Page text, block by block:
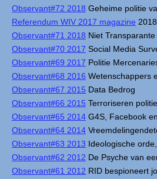
Observant#72 2018 Geheime politie
Referendum WIV 2017 magazine 2018
Observant#71 2018 Niet
Observant#70 2017 Social Media
Observant#69 2017 Politie
Observant#68 2016 Wetenschappers
Observant#67 2015 Data Bedrog
Observant#66 2015 Terroriseren
Observant#65 2014 G4S, Facebook
Observant#64 2014
Observant#63 2013 Ideologische
Observant#62 2012 De Psyche van
Observant#61 2012 RID bespioneert